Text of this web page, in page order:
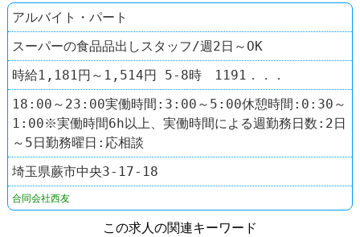
アルバイト・パート
スーパーの食品品出しスタッフ/週2日～OK
時給1,181円～1,514円 5-8時 1191．．．
18:00～23:00実働時間:3:00～5:00休憩時間:0:30～
1:00※実働時間6h以上、実働時間による週勤務日数:2日
～5日勤務曜日:応相談
埼玉県蕨市中央3-17-18
合同会社西友
この求人の関連キーワード